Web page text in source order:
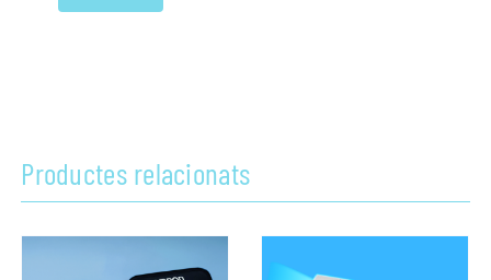
Productes relacionats